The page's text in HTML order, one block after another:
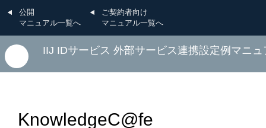
公開
マニュアル一覧へ
ご契約者向け
マニュアル一覧へ
IIJ IDサービス 外部サービス連携設定例マニュ
KnowledgeC@fe